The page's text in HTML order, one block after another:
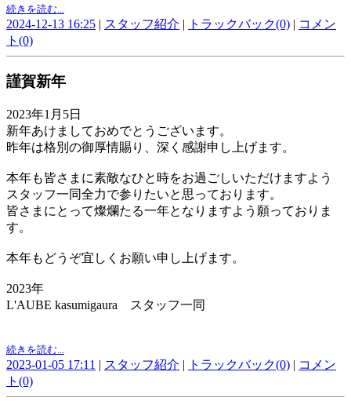
続きを読む...
2024-12-13 16:25 | スタッフ紹介 | トラックバック(0) | コメン
ト(0)
謹賀新年
2023年1月5日
新年あけましておめでとうございます。
昨年は格別の御厚情賜り、深く感謝申し上げます。
本年も皆さまに素敵なひと時をお過ごしいただけますよう
スタッフ一同全力で参りたいと思っております。
皆さまにとって燦爛たる一年となりますよう願っておりま
す。
本年もどうぞ宜しくお願い申し上げます。
2023年
L'AUBE kasumigaura
スタッフ一同
続きを読む...
2023-01-05 17:11 | スタッフ紹介 | トラックバック(0) | コメン
ト(0)